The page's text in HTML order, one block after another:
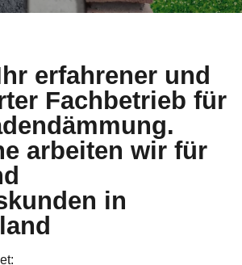
erfahrener und
Fachbetrieb für
arbeiten wir für
in